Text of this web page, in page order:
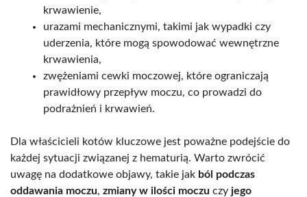
krwawienie,
urazami mechanicznymi, takimi jak wypadki czy
uderzenia, które mogą spowodować wewnętrzne
krwawienia,
zwężeniami cewki moczowej, które ograniczają
prawidłowy przepływ moczu, co prowadzi do
podrażnień i krwawień.
Dla właścicieli kotów kluczowe jest poważne podejście do
każdej sytuacji związanej z hematurią. Warto zwrócić
uwagę na dodatkowe objawy, takie jak ból podczas
oddawania moczu, zmiany w ilości moczu czy jego